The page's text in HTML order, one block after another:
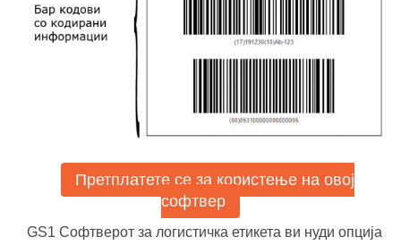
Претплатете се за користење на овој
софтвер
GS1 Софтверот за логистичка етикета ви нуди опција